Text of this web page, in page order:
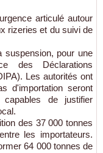
articulé autour
rizeries et du suivi de
suspension, pour une
des Déclarations
Les autorités ont
d'importation seront
de justifier
des 37 000 tonnes
les importateurs.
64 000 tonnes de